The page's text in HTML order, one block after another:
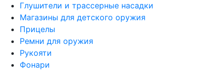
Глушители и трассерные насадки
Магазины для детского оружия
Прицелы
Ремни для оружия
Рукояти
Фонари